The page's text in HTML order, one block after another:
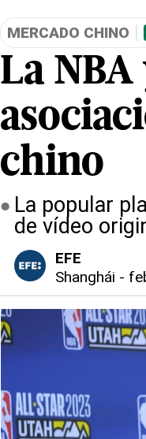
MERCADO CHINO
La
chino
La popular
de vídeo
EFE
Shanghái -